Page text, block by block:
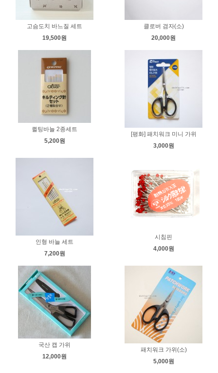
고슴도치 바느질 세트
19,500원
클로버 겸자(소)
20,000원
퀼팅바늘 2종세트
5,200원
[평화] 패치워크 미니 가위
3,000원
인형 바늘 세트
7,200원
시침핀
4,000원
국산 캡 가위
12,000원
패치워크 가위(소)
5,000원